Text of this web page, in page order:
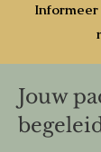
Informeer
Jouw